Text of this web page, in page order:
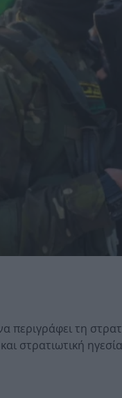
περιγράφει τη
στρατιωτική